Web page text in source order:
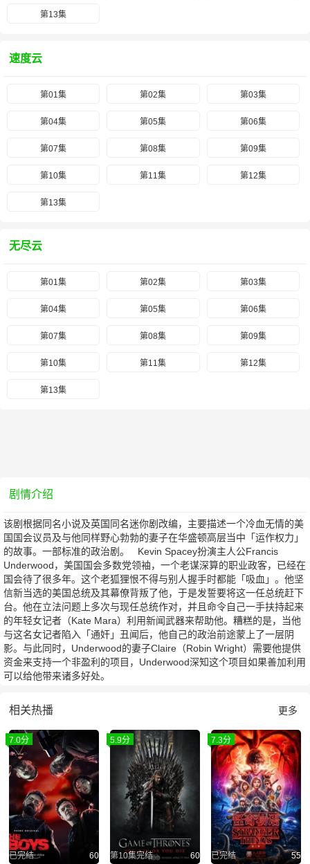
第13集
速度云
第01集 第02集 第03集
第04集 第05集 第06集
第07集 第08集 第09集
第10集 第11集 第12集
第13集
无尽云
第01集 第02集 第03集
第04集 第05集 第06集
第07集 第08集 第09集
第10集 第11集 第12集
第13集
剧情介绍
该剧根据同名小说及英国同名迷你剧改编，主要描述一个冷血无情的美
国国会议员及与他同样野心勃勃的妻子在华盛顿高层当中「运作权力」
的故事。一部标准的政治剧。 Kevin Spacey扮演主人公Francis
Underwood，美国国会多数党领袖，一个老谋深算的职业政客，已经在
国会待了很多年。这个老狐狸恨不得与别人握手时都能「吸血」。他坚
信新当选的美国总统及其幕僚背叛了他，于是发誓要将这一任总统赶下
台。他在立法问题上多次与现任总统作对，并且命令自己一手扶持起来
的年轻女记者（Kate Mara）利用新闻武器来帮助他。糟糕的是，当他
与这名女记者陷入「通奸」丑闻后，他自己的政治前途蒙上了一层阴
影。与此同时，Underwood的妻子Claire（Robin Wright）需要他提供
资金来支持一个非盈利的项目，Underwood深知这个项目如果善加利用
可以给他带来诸多好处。
相关热播 更多
7.0分
已完结 60
5.9分
第10集完结 60
7.3分
已完结 55